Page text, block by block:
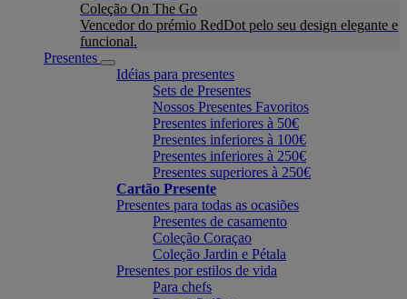
Coleção On The Go
Vencedor do prémio RedDot pelo seu design elegante e
funcional.
Presentes
Idéias para presentes
Sets de Presentes
Nossos Presentes Favoritos
Presentes inferiores à 50€
Presentes inferiores à 100€
Presentes inferiores à 250€
Presentes superiores à 250€
Cartão Presente
Presentes para todas as ocasiões
Presentes de casamento
Coleção Coraçao
Coleção Jardin e Pétala
Presentes por estilos de vida
Para chefs